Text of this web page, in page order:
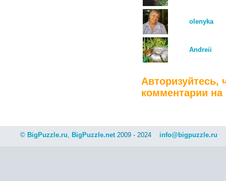
olenyka
Andreii
Авторизуйтесь,
комментарии на
© BigPuzzle.ru, BigPuzzle.net2009 - 2024 info@bigpuzzle.ru